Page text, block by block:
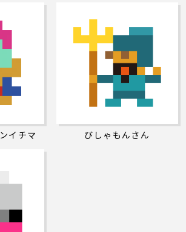
イチマ
びしゃもんさん